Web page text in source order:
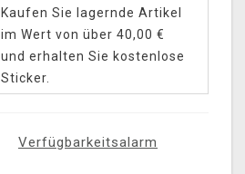
Kaufen Sie lagernde Artikel
im Wert von über 40,00 €
und erhalten Sie kostenlose
Sticker.
Verfügbarkeitsalarm